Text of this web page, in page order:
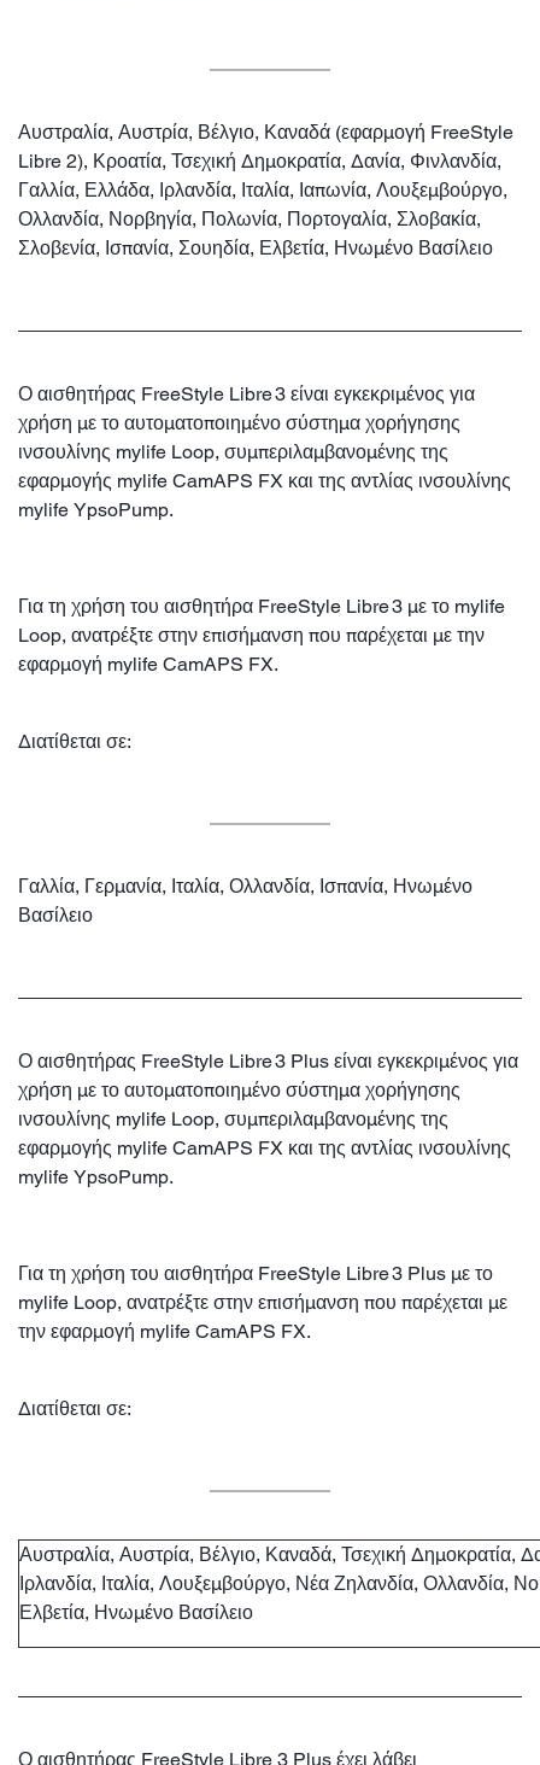
Αυστραλία, Αυστρία, Βέλγιο, Καναδά (εφαρμογή FreeStyle
Libre 2), Κροατία, Τσεχική Δημοκρατία, Δανία, Φινλανδία,
Γαλλία, Ελλάδα, Ιρλανδία, Ιταλία, Ιαπωνία, Λουξεμβούργο,
Ολλανδία, Νορβηγία, Πολωνία, Πορτογαλία, Σλοβακία,
Σλοβενία, Ισπανία, Σουηδία, Ελβετία, Ηνωμένο Βασίλειο
Ο αισθητήρας FreeStyle Libre 3 είναι εγκεκριμένος για
χρήση με το αυτοματοποιημένο σύστημα χορήγησης
ινσουλίνης mylife Loop, συμπεριλαμβανομένης της
εφαρμογής mylife CamAPS FX και της αντλίας ινσουλίνης
mylife YpsoPump.
Για τη χρήση του αισθητήρα FreeStyle Libre 3 με το mylife
Loop, ανατρέξτε στην επισήμανση που παρέχεται με την
εφαρμογή mylife CamAPS FX.
Διατίθεται σε:
Γαλλία, Γερμανία, Ιταλία, Ολλανδία, Ισπανία, Ηνωμένο
Βασίλειο
Ο αισθητήρας FreeStyle Libre 3 Plus είναι εγκεκριμένος για
χρήση με το αυτοματοποιημένο σύστημα χορήγησης
ινσουλίνης mylife Loop, συμπεριλαμβανομένης της
εφαρμογής mylife CamAPS FX και της αντλίας ινσουλίνης
mylife YpsoPump.
Για τη χρήση του αισθητήρα FreeStyle Libre 3 Plus με το
mylife Loop, ανατρέξτε στην επισήμανση που παρέχεται με
την εφαρμογή mylife CamAPS FX.
Διατίθεται σε:
Αυστραλία, Αυστρία, Βέλγιο, Καναδά, Τσεχική Δημοκρατία,
Ιρλανδία, Ιταλία, Λουξεμβούργο, Νέα Ζηλανδία, Ολλανδία,
Ελβετία, Ηνωμένο Βασίλειο
Ο αισθητήρας FreeStyle Libre 3 Plus έχει λάβει